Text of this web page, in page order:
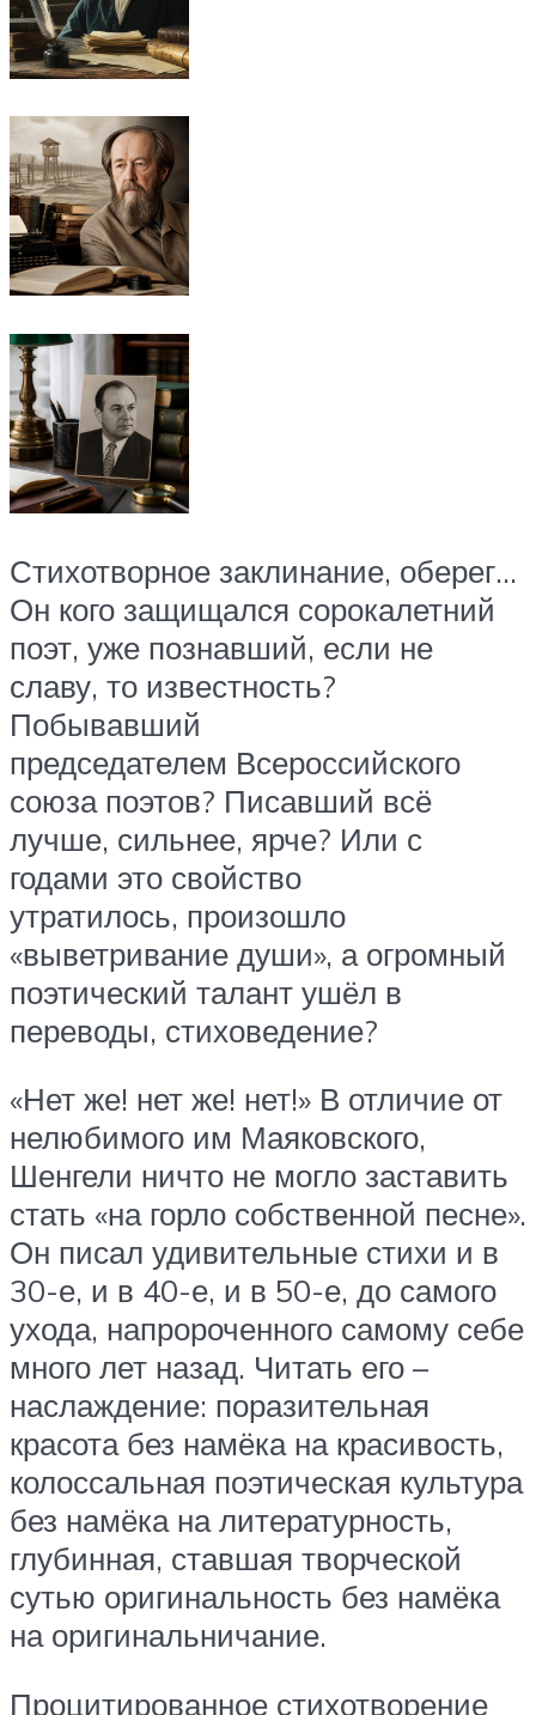
Стихотворное заклинание, оберег…
Он кого защищался сорокалетний
поэт, уже познавший, если не
славу, то известность?
Побывавший
председателем Всероссийского
союза поэтов? Писавший всё
лучше, сильнее, ярче? Или с
годами это свойство
утратилось, произошло
«выветривание души», а огромный
поэтический талант ушёл в
переводы, стиховедение?
«Нет же! нет же! нет!» В отличие от
нелюбимого им Маяковского,
Шенгели ничто не могло заставить
стать «на горло собственной песне».
Он писал удивительные стихи и в
30-е, и в 40-е, и в 50-е, до самого
ухода, напророченного самому себе
много лет назад. Читать его –
наслаждение: поразительная
красота без намёка на красивость,
колоссальная поэтическая культура
без намёка на литературность,
глубинная, ставшая творческой
сутью оригинальность без намёка
на оригинальничание.
Процитированное стихотворение